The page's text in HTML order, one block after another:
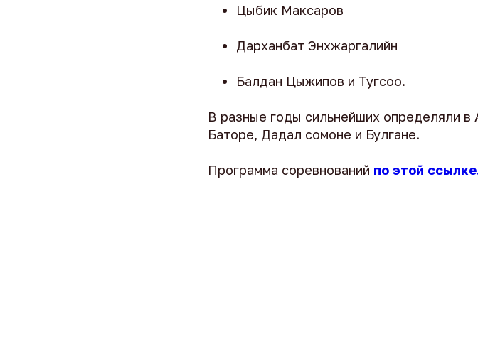
Цыбик Максаров
Дарханбат Энхжаргалийн
Балдан Цыжипов и Тугсоо.
В разные годы сильнейших определяли в
Баторе, Дадал сомоне и Булгане.
Программа соревнований по этой